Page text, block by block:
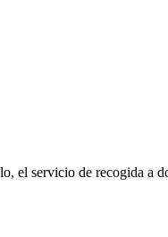
el servicio de recogida a